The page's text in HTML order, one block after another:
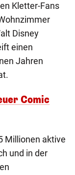
Kletter-Fans
Disney
einen
Jahren
Comic
Millionen aktive
und in der